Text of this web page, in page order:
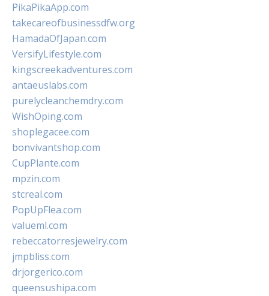
PikaPikaApp.com
takecareofbusinessdfw.org
HamadaOfJapan.com
VersifyLifestyle.com
kingscreekadventures.com
antaeuslabs.com
purelycleanchemdry.com
WishOping.com
shoplegacee.com
bonvivantshop.com
CupPlante.com
mpzin.com
stcreal.com
PopUpFlea.com
valueml.com
rebeccatorresjewelry.com
jmpbliss.com
drjorgerico.com
queensushipa.com